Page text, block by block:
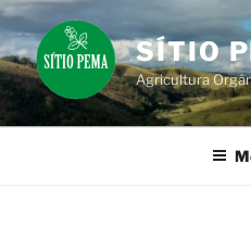
Pular
para
o
conteúdo
SÍTIO
Agricultura